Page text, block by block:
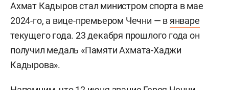
Ахмат Кадыров стал министром спорта в мае
2024-го, а вице-премьером Чечни — в январе
текущего года. 23 декабря прошлого года он
получил медаль «Памяти Ахмата-Хаджи
Кадырова».